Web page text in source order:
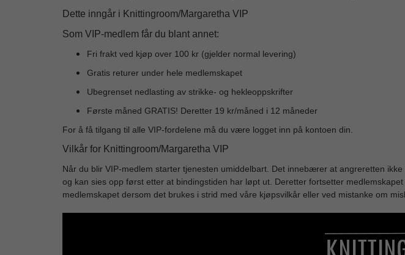
Dette inngår i Knittingroom/Margaretha VIP
Som VIP-medlem får du blant annet:
Fri frakt ved kjøp over 100 kr (gjelder normal levering)
Gratis returer under hele medlemskapet
Ubegrenset nedlasting av strikke- og hekleoppskrifter
Første måned GRATIS! Deretter 19 kr/måned i 12 måneder
For å få tilgang til alle VIP-fordelene må du være logget inn på kontoen din.
Vilkår for Knittingroom/Margaretha VIP
Når du blir VIP-medlem starter tjenesten umiddelbart. Det innebærer at angreretten
og kan sies opp først etter at bindingstiden har løpt ut. Deretter fortsetter
medlemskapet dersom det brukes i strid med våre kjøpsvilkår eller ved mistanke om